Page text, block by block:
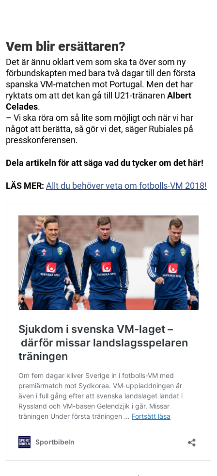
Vem blir ersättaren?
Det är ännu oklart vem som ska ta över som ny
förbundskapten med bara två dagar till den första
spanska VM-matchen mot Portugal. Men det har
ryktats om att det kan gå till U21-tränaren Albert
Celades.
– Vi ska röra om så lite som möjligt och när vi har
något att berätta, så gör vi det, säger Rubiales på
presskonferensen.
Dela artikeln för att säga vad du tycker om det här!
LÄS MER: Allt du behöver veta om fotbolls-VM 2018!